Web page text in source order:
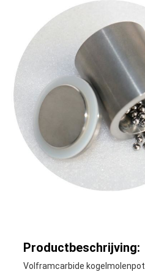
Productbeschrijving:
Volframcarbide kogelmolenpot